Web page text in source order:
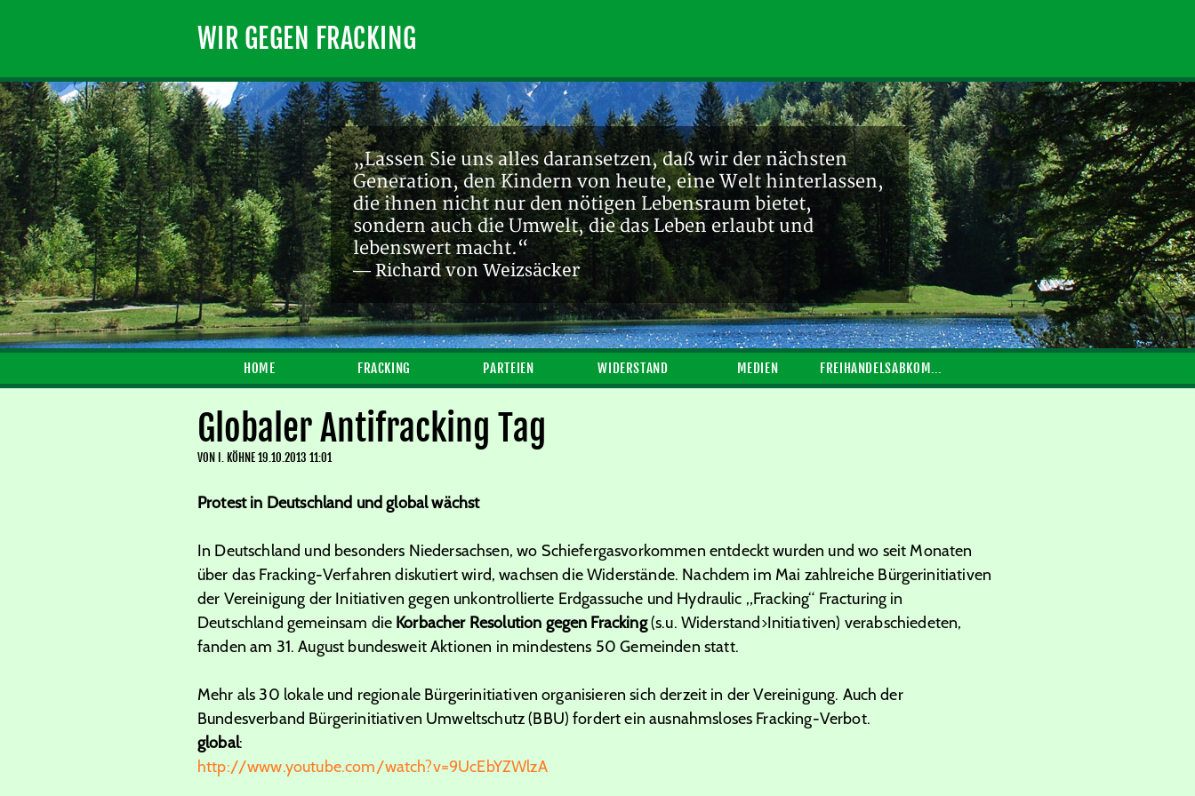
WIR GEGEN FRACKING
„Lassen Sie uns alles daransetzen, daß wir der nächsten
Generation, den Kindern von heute, eine Welt hinterlassen,
die ihnen nicht nur den nötigen Lebensraum bietet,
sondern auch die Umwelt, die das Leben erlaubt und
lebenswert macht.“
— Richard von Weizsäcker
HOME FRACKING PARTEIEN WIDERSTAND MEDIEN FREIHANDELSABKOMMEN
Globaler Antifracking Tag
VON I. KÖHNE19.10.2013 11:01
Protest in Deutschland und global wächst
In Deutschland und besonders Niedersachsen, wo Schiefergasvorkommen entdeckt wurden und wo seit Monaten
über das Fracking-Verfahren diskutiert wird, wachsen die Widerstände. Nachdem im Mai zahlreiche Bürgerinitiativen
der Vereinigung der Initiativen gegen unkontrollierte Erdgassuche und Hydraulic „Fracking“ Fracturing in
Deutschland gemeinsam die Korbacher Resolution gegen Fracking(s.u. Widerstand>Initiativen) verabschiedeten,
fanden am 31. August bundesweit Aktionen in mindestens 50 Gemeinden statt.
Mehr als 30 lokale und regionale Bürgerinitiativen organisieren sich derzeit in der Vereinigung. Auch der
Bundesverband Bürgerinitiativen Umweltschutz (BBU) fordert ein ausnahmsloses Fracking-Verbot.
global:
http://www.youtube.com/watch?v=9UcEbYZWlzA